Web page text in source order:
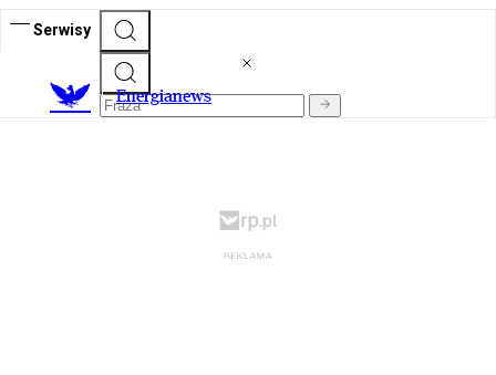
Serwisy
Energianews